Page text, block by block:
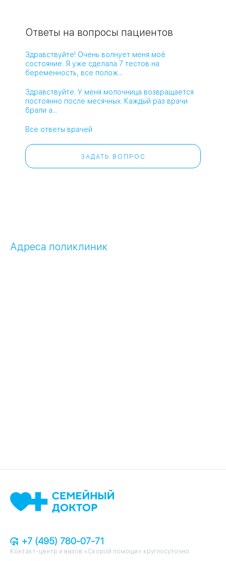
Ответы на вопросы пациентов
Здравствуйте! Очень волнует меня моё
состояние. Я уже сделала 7 тестов на
беременность, все полож...
Здравствуйте. У меня молочница возвращается
постоянно после месячных. Каждый раз врачи
брали а...
Все ответы врачей
ЗАДАТЬ ВОПРОС
Адреса поликлиник
+7 (495) 780-07-71
Контакт-центр и вызов «Скорой помощи» круглосуточно